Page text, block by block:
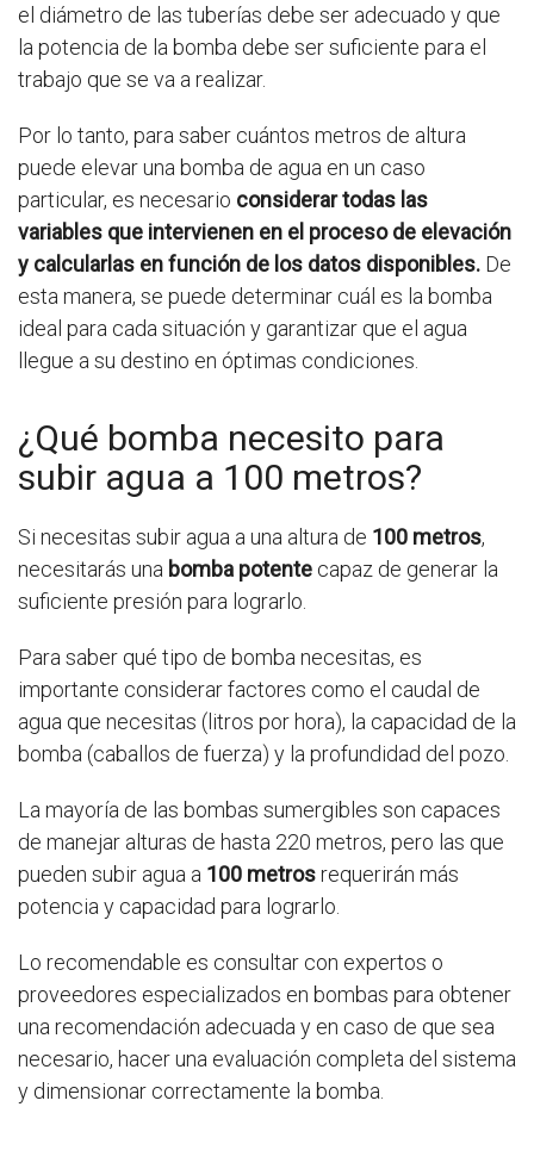
el diámetro de las tuberías debe ser adecuado y que
la potencia de la bomba debe ser suficiente para el
trabajo que se va a realizar.
Por lo tanto, para saber cuántos metros de altura
puede elevar una bomba de agua en un caso
particular, es necesario considerar todas las
variables que intervienen en el proceso de elevación
y calcularlas en función de los datos disponibles. De
esta manera, se puede determinar cuál es la bomba
ideal para cada situación y garantizar que el agua
llegue a su destino en óptimas condiciones.
¿Qué bomba necesito para
subir agua a 100 metros?
Si necesitas subir agua a una altura de 100 metros,
necesitarás una bomba potente capaz de generar la
suficiente presión para lograrlo.
Para saber qué tipo de bomba necesitas, es
importante considerar factores como el caudal de
agua que necesitas (litros por hora), la capacidad de la
bomba (caballos de fuerza) y la profundidad del pozo.
La mayoría de las bombas sumergibles son capaces
de manejar alturas de hasta 220 metros, pero las que
pueden subir agua a 100 metrosrequerirán más
potencia y capacidad para lograrlo.
Lo recomendable es consultar con expertos o
proveedores especializados en bombas para obtener
una recomendación adecuada y en caso de que sea
necesario, hacer una evaluación completa del sistema
y dimensionar correctamente la bomba.